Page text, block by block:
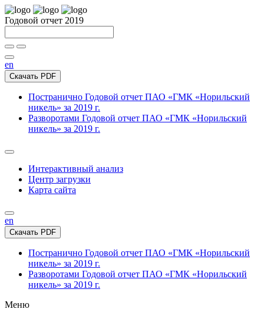
Годовой отчет 2019
en
Скачать PDF
Постранично Годовой отчет ПАО «ГМК «Норильский
никель» за 2019 г.
Разворотами Годовой отчет ПАО «ГМК «Норильский
никель» за 2019 г.
Интерактивный анализ
Центр загрузки
Карта сайта
en
Скачать PDF
Постранично Годовой отчет ПАО «ГМК «Норильский
никель» за 2019 г.
Разворотами Годовой отчет ПАО «ГМК «Норильский
никель» за 2019 г.
Меню